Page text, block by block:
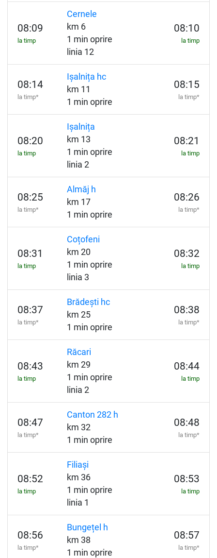
08:09
la timp
Cernele
km 6
1 min oprire
linia 12
08:10
la timp
08:14
la timp*
Ișalnița hc
km 11
1 min oprire
08:15
la timp*
08:20
la timp
Ișalnița
km 13
1 min oprire
linia 2
08:21
la timp
08:25
la timp*
Almăj h
km 17
1 min oprire
08:26
la timp*
08:31
la timp
Coțofeni
km 20
1 min oprire
linia 3
08:32
la timp
08:37
la timp*
Brădești hc
km 25
1 min oprire
08:38
la timp*
08:43
la timp
Răcari
km 29
1 min oprire
linia 2
08:44
la timp
08:47
la timp*
Canton 282 h
km 32
1 min oprire
08:48
la timp*
08:52
la timp
Filiași
km 36
1 min oprire
linia 1
08:53
la timp
08:56
la timp*
Bungețel h
km 38
1 min oprire
08:57
la timp*